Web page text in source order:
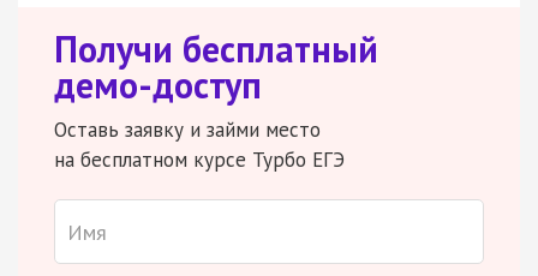
Получи бесплатный
демо-доступ
Оставь заявку и займи место
на бесплатном курсе Турбо ЕГЭ